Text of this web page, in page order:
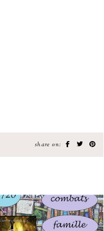
share on: